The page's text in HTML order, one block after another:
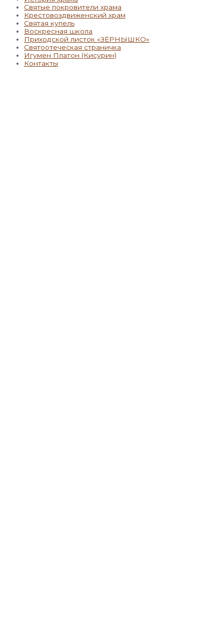
Святые покровители храма
Крестовоздвиженский храм
Святая купель
Воскресная школа
Приходской листок «ЗЁРНЫШКО»
Святоотеческая страничка
Игумен Платон (Кисурин)
Контакты